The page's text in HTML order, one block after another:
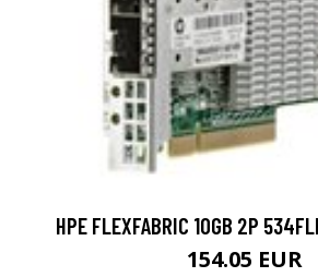
HPE FLEXFABRIC 10GB 2P
154.05 EUR